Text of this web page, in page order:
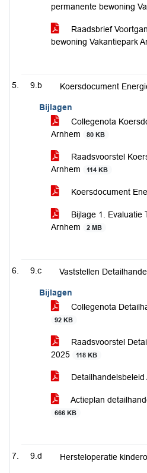
permanente bewoning
Raadsbrief
bewoning Vakantiepark
9.b Koersdocument
Bijlagen
Collegenota
Arnhem
80 KB
Raadsvoorstel
Arnhem
114 KB
Koersdocument
Bijlage 1. Evaluatie
Arnhem
2 MB
9.c Vaststellen
Bijlagen
Collegenota
92 KB
Raadsvoorstel
2025
118 KB
Actieplan
666 KB
9.d Hersteloperatie